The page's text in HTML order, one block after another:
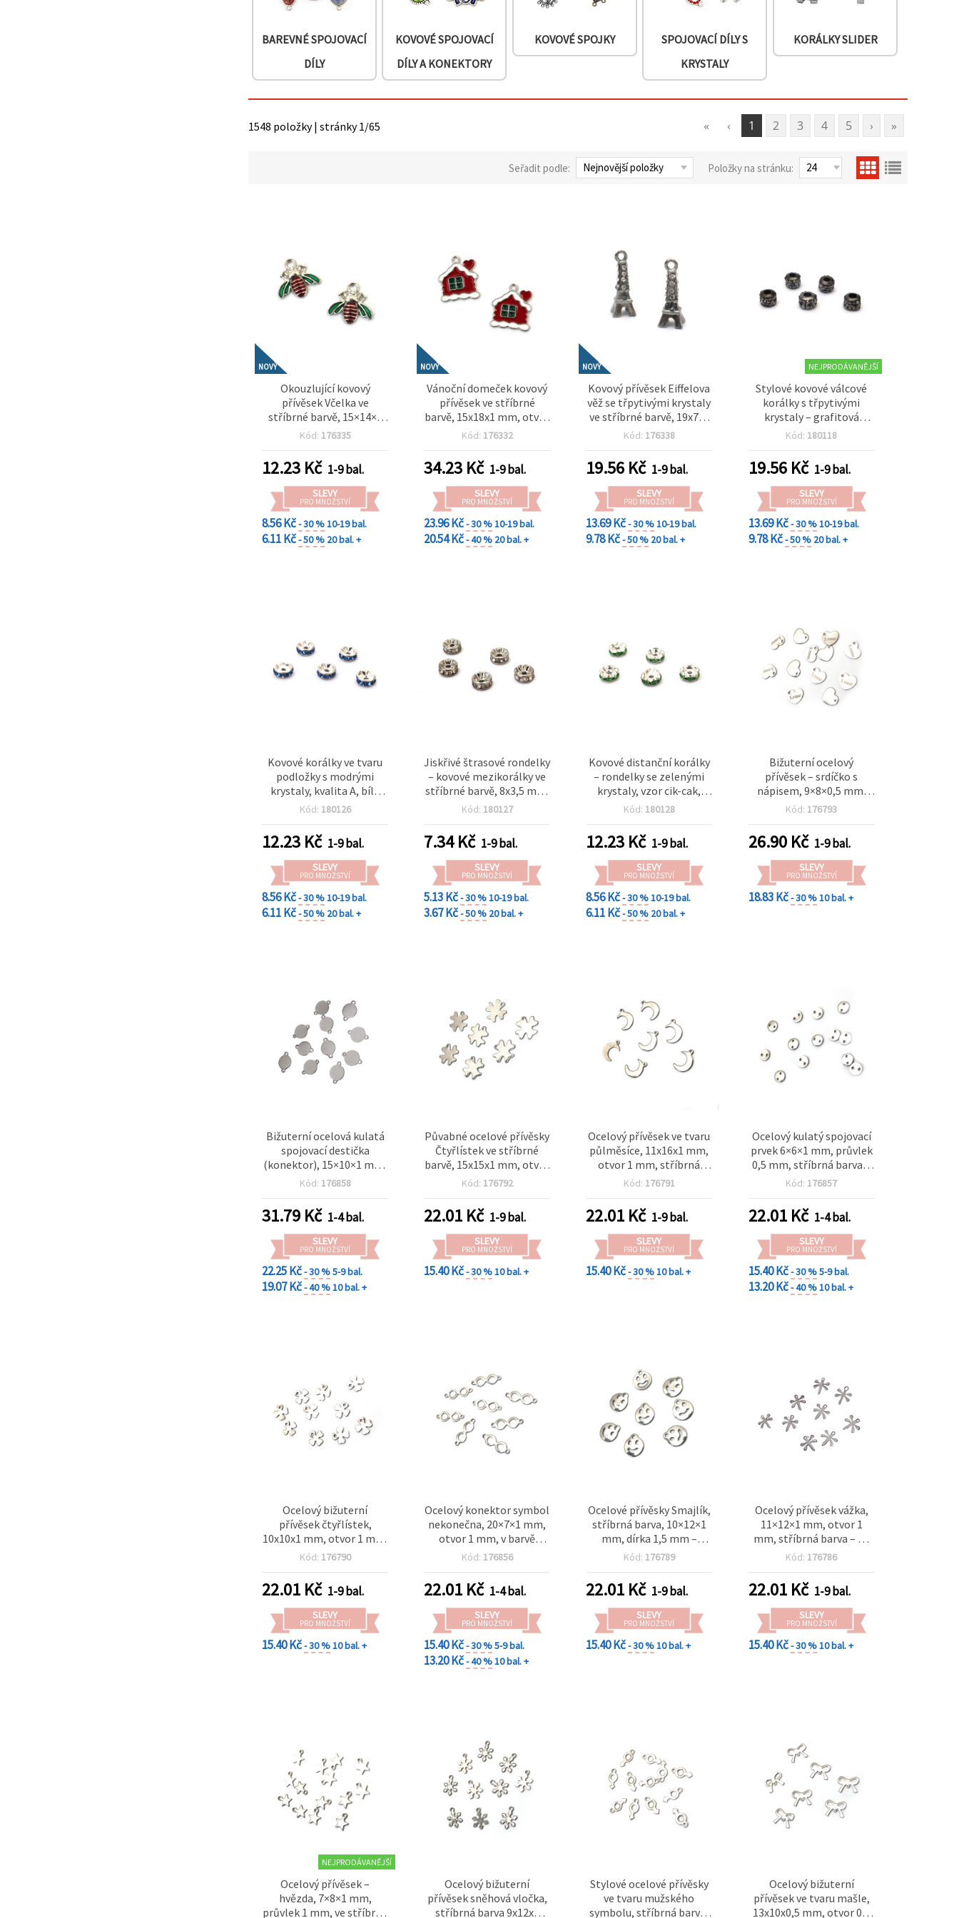
BAREVNÉ SPOJOVACÍ
DÍLY
KOVOVÉ SPOJOVACÍ
DÍLY A KONEKTORY
KOVOVÉ SPOJKY
SPOJOVACÍ DÍLY S
KRYSTALY
KORÁLKY SLIDER
« ‹ 1 2 3 4 5 › »
1548 položky | stránky 1/65
Seřadit podle: Položky na stránku:
NOVÝ
Okouzlující kovový
přívěsek Včelka ve
stříbrné barvě, 15×14×3
mm, otvor 1,5 mm – 2 ks
Kód: 176335
12.23 Kč 1-9 bal.
SLEVY
PRO MNOŽSTVÍ
8.56 Kč- 30 %10-19 bal.
6.11 Kč- 50 % 20 bal. +
NOVÝ
Vánoční domeček kovový
přívěsek ve stříbrné
barvě, 15x18x1 mm, otvor
1,5 mm – 5 ks
Kód: 176332
34.23 Kč 1-9 bal.
SLEVY
PRO MNOŽSTVÍ
23.96 Kč- 30 %10-19 bal.
20.54 Kč- 40 % 20 bal. +
NOVÝ
Kovový přívěsek Eiffelova
věž se třpytivými krystaly
ve stříbrné barvě, 19x7x7
mm, otvor 2 mm – 2 ks
Kód: 176338
19.56 Kč 1-9 bal.
SLEVY
PRO MNOŽSTVÍ
13.69 Kč- 30 %10-19 bal.
9.78 Kč- 50 % 20 bal. +
NEJPRODÁVANĚJŠÍ
Stylové kovové válcové
korálky s třpytivými
krystaly – grafitová
barva, 7x5 mm, průvlek
Kód: 180118
19.56Kč 1-9 bal.
SLEVY
PRO MNOŽSTVÍ
13.69 Kč- 30 %10-19 bal.
9.78 Kč- 50 % 20 bal. +
Kovové korálky ve tvaru
podložky s modrými
krystaly, kvalita A, bílá
barva, 6 × 3 mm, průvlek 1
Kód: 180126
12.23 Kč 1-9 bal.
SLEVY
PRO MNOŽSTVÍ
8.56 Kč- 30 %10-19 bal.
6.11 Kč- 50 % 20 bal. +
Jiskřivé štrasové rondelky
– kovové mezikorálky ve
stříbrné barvě, 8x3,5 mm,
otvor 1,5 mm, kvalita B –
Kód: 180127
7.34Kč 1-9 bal.
SLEVY
PRO MNOŽSTVÍ
5.13 Kč- 30 %10-19 bal.
3.67 Kč- 50 % 20 bal. +
Kovové distanční korálky
– rondelky se zelenými
krystaly, vzor cik-cak,
kvalita A, bílá barva, 8×3,5
ks
Kód: 180128
12.23 Kč 1-9 bal.
SLEVY
PRO MNOŽSTVÍ
8.56 Kč- 30 %10-19 bal.
6.11 Kč- 50 % 20 bal. +
Bižuterní ocelový
přívěsek – srdíčko s
nápisem, 9×8×0,5 mm,
otvor 0,5 mm, stříbrná
Kód: 176793
26.90Kč 1-9 bal.
SLEVY
PRO MNOŽSTVÍ
18.83 Kč- 30 %10 bal. +
Bižuterní ocelová kulatá
spojovací destička
(konektor), 15×10×1 mm,
otvor 1 mm, stříbrná
Kód: 176858
31.79 Kč 1-4 bal.
SLEVY
PRO MNOŽSTVÍ
22.25 Kč- 30 %5-9 bal.
19.07 Kč- 40 %10 bal. +
Půvabné ocelové přívěsky
Čtyřlístek ve stříbrné
barvě, 15x15x1 mm, otvor
1 mm – výhodné balení 20
štěstí
Kód: 176792
22.01 Kč 1-9 bal.
SLEVY
PRO MNOŽSTVÍ
15.40 Kč- 30 %10 bal. +
Ocelový přívěsek ve tvaru
půlměsíce, 11x16x1 mm,
otvor 1 mm, stříbrná
barva - 20 ks
Kód: 176791
22.01 Kč 1-9 bal.
SLEVY
PRO MNOŽSTVÍ
15.40 Kč- 30 %10 bal. +
Ocelový kulatý spojovací
prvek 6×6×1 mm, průvlek
0,5 mm, stříbrná barva –
20 ks
Kód: 176857
22.01Kč 1-4 bal.
SLEVY
PRO MNOŽSTVÍ
15.40 Kč- 30 %5-9 bal.
13.20 Kč- 40 %10 bal. +
Ocelový bižuterní
přívěsek čtyřlístek,
10x10x1 mm, otvor 1 mm,
stříbrná barva – 20 ks
Kód: 176790
22.01 Kč 1-9 bal.
SLEVY
PRO MNOŽSTVÍ
15.40 Kč- 30 %10 bal. +
Ocelový konektor symbol
nekonečna, 20×7×1 mm,
otvor 1 mm, v barvě
stříbra – 20 ks
Kód: 176856
22.01 Kč 1-4 bal.
SLEVY
PRO MNOŽSTVÍ
15.40 Kč- 30 %5-9 bal.
13.20 Kč- 40 %10 bal. +
Ocelové přívěsky Smajlík,
stříbrná barva, 10×12×1
mm, dírka 1,5 mm –
balení 20 ks, pro hravé DIY
Kód: 176789
22.01 Kč 1-9 bal.
SLEVY
PRO MNOŽSTVÍ
15.40 Kč- 30 %10 bal. +
Ocelový přívěsek vážka,
11×12×1 mm, otvor 1
mm, stříbrná barva – 20
ks
Kód: 176786
22.01Kč 1-9 bal.
SLEVY
PRO MNOŽSTVÍ
15.40 Kč- 30 %10 bal. +
NEJPRODÁVANĚJŠÍ
Ocelový přívěsek –
hvězda, 7×8×1 mm,
průvlek 1 mm, ve stříbrné
Ocelový bižuterní
přívěsek sněhová vločka,
stříbrná barva 9x12x1
Stylové ocelové přívěsky
ve tvaru mužského
symbolu, stříbrná barva,
Ocelový bižuterní
přívěsek ve tvaru mašle,
13x10x0,5 mm, otvor 0,5